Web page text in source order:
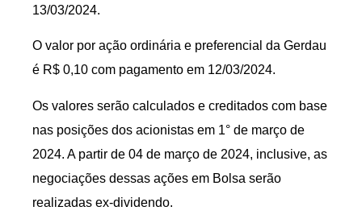
13/03/2024.
O valor por ação ordinária e preferencial da Gerdau
é R$ 0,10 com pagamento em 12/03/2024.
Os valores serão calculados e creditados com base
nas posições dos acionistas em 1° de março de
2024. A partir de 04 de março de 2024, inclusive, as
negociações dessas ações em Bolsa serão
realizadas ex-dividendo.